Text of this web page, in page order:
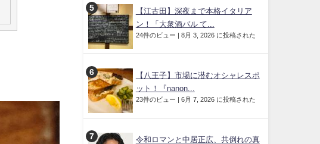
【江古田】深夜まで本格イタリア
ン！「大衆酒バル て...
24件のビュー | 8月 3, 2026 に投稿された
【八王子】市場に潜むオシャレスポ
ット！『nanon...
23件のビュー | 6月 7, 2026 に投稿された
令和ロマンと中居正広、共倒れの真